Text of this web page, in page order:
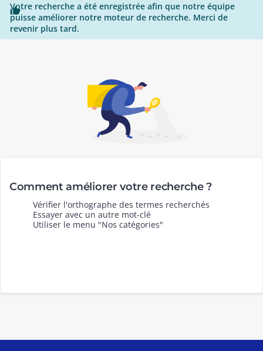

Votre recherche a été enregistrée afin que notre équipe
puisse améliorer notre moteur de recherche. Merci de
revenir plus tard.
Comment améliorer votre recherche ?
Vérifier l'orthographe des termes recherchés
Essayer avec un autre mot-clé
Utiliser le menu "Nos catégories"